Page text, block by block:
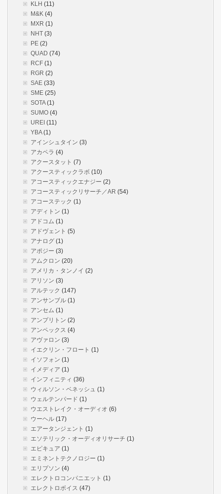
KLH (11)
M&K (4)
MXR (1)
NHT (3)
PE (2)
QUAD (74)
RCF (1)
RGR (2)
SAE (33)
SME (25)
SOTA(1)
SUMO (4)
UREI (11)
YBA(1)
アインシュタイン (3)
アカペラ (4)
アクースタット (7)
アクースティックラボ (10)
アコースティックエナジー (2)
アコースティックリサーチ／AR (54)
アコーステック (1)
アディトン (1)
アドコム (1)
アドヴェント (5)
アナログ (1)
アポジー (3)
アムクロン (20)
アメリカ・タンノイ (2)
アリソン (3)
アルテック (147)
アンサンブル (1)
アンセム (1)
アンプリトン (2)
アンペックス (4)
アヴァロン (3)
イエクリン・フロート (1)
イソフォン (1)
イメディア (1)
インフィニティ (36)
ウィルソン・ベネッシュ (1)
ウェルテンパード (1)
ウエストレイク・オーディオ (6)
ウーヘル (17)
エアータンジェント (1)
エソテリック・オーディオリサーチ (1)
エピキュア (1)
エミネントテクノロジー (1)
エリプソン (4)
エレクトロコンパニエット (1)
エレクトロボイス (47)